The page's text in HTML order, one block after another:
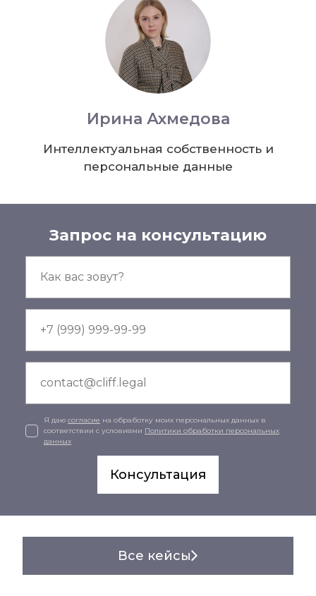
Ирина Ахмедова
Интеллектуальная собственность и
персональные данные
Запрос на консультацию
Я даю согласие на обработку моих персональных данных в
соответствии с условиями Политики обработки персональных
данных
Консультация
Все кейсы